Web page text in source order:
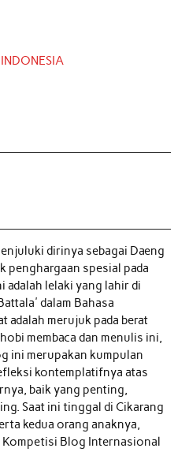
dirinya sebagai Daeng
penghargaan spesial pada
adalah lelaki yang lahir di
dalam Bahasa
adalah merujuk pada berat
membaca dan menulis ini,
ini merupakan kumpulan
kontemplatifnya atas
baik yang penting,
Saat ini tinggal di Cikarang
kedua orang anaknya,
Kompetisi Blog Internasional